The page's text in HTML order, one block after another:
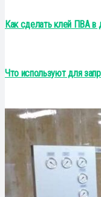
Как сделать клей ПВА в
Что используют для